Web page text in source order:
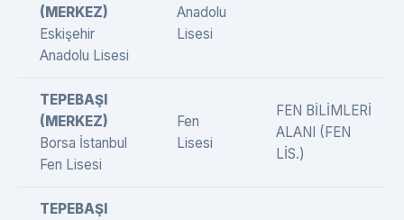
(MERKEZ)
Eskişehir
Anadolu Lisesi
Anadolu
Lisesi
TEPEBAŞI
(MERKEZ)
Borsa İstanbul
Fen Lisesi
Fen
Lisesi
FEN BİLİMLERİ
ALANI (FEN
LİS.)
TEPEBAŞI